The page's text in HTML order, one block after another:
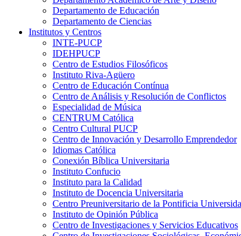
Departamento de Educación
Departamento de Ciencias
Institutos y Centros
INTE-PUCP
IDEHPUCP
Centro de Estudios Filosóficos
Instituto Riva-Agüero
Centro de Educación Contínua
Centro de Análisis y Resolución de Conflictos
Especialidad de Música
CENTRUM Católica
Centro Cultural PUCP
Centro de Innovación y Desarrollo Emprendedor
Idiomas Católica
Conexión Bíblica Universitaria
Instituto Confucio
Instituto para la Calidad
Instituto de Docencia Universitaria
Centro Preuniversitario de la Pontificia
Instituto de Opinión Pública
Centro de Investigaciones y Servicios Educativos